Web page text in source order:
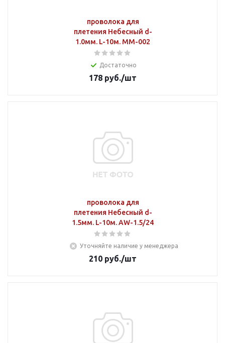
проволока для
плетения Небесный d-
1.0мм. L-10м. MM-002
Достаточно
178 руб./шт
проволока для
плетения Небесный d-
1.5мм. L-10м. AW-1.5/24
Уточняйте наличие у менеджера
210 руб./шт